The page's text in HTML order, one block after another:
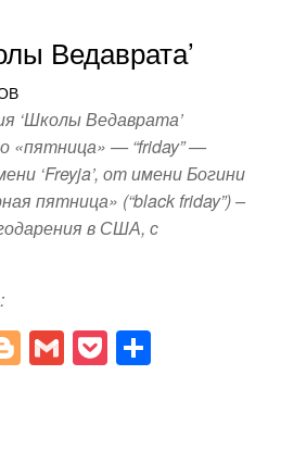
Ведаврата’
‘Школы Ведаврата’
«пятница» — “friday” —
‘Freyja’, от имени Богини
пятница» (“black friday”) –
в США, с
Bl G P